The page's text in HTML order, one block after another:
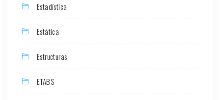
Estadística
Estática
Estructuras
ETABS